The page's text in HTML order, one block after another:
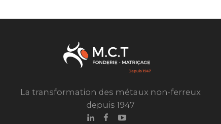
La transformation des métaux non-ferreux
depuis 1947